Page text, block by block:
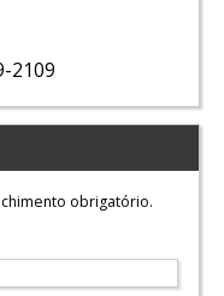
2109
obrigatório.